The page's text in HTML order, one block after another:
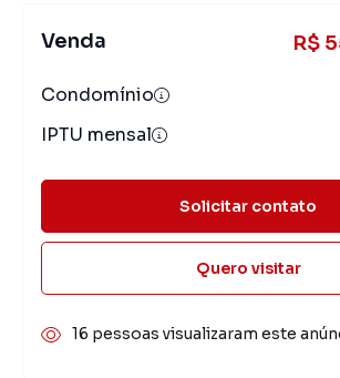
Venda R$
Condomínio
IPTU mensal
Solicitar contato
Quero visitar
16 pessoas visualizaram este